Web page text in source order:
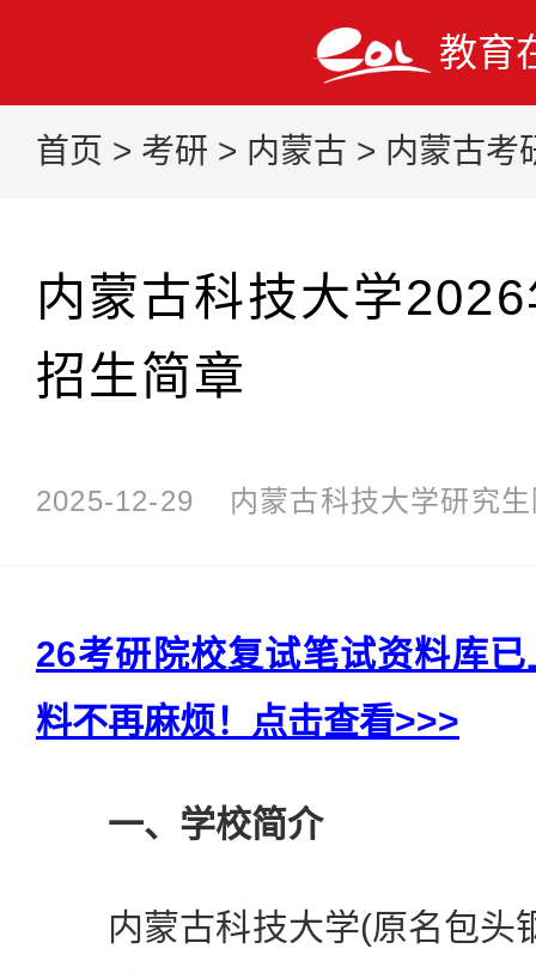
教育
首页 > 考研 > 内蒙古 > 内蒙古考
内蒙古科技大学
招生简章
2025-12-29 内蒙古科技大学研究
26考研院校复试笔试资料库
料不再麻烦！点击查看>>>
一、学校简介
内蒙古科技大学(原名包头